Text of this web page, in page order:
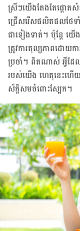
ស្រីៗ​យើង​តែងតែ​ផ្ដោត​
ជ្រើសរើស​ផលិតផល​ថែទ
ជា​ទៀងទាត់។ ប៉ុន្តែ​ យ
ត្រូវការ​តុល្យភាព​ដោយ​ក
ប្រចាំ។ ពិត​ណាស់​ អ្វី​ដែ
របស់​យើង​ ហេតុ​នេះ​ហើយ​
ស័ក្ដិសម​ចំពោះ​ស្បែក​។